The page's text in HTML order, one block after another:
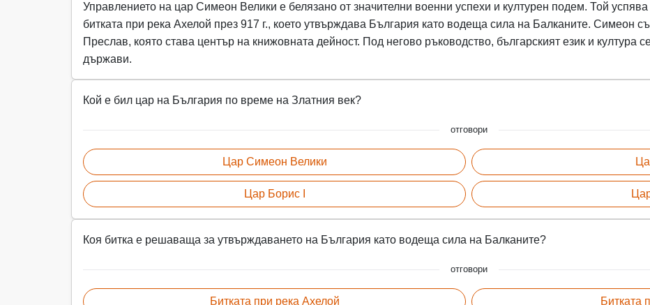
Управлението на цар Симеон Велики е белязано от значителни военни успехи и културен подем. Той
битката при река Ахелой през 917 г., което утвърждава България като водеща сила на Балканите. Симеон
Преслав, която става център на книжовната дейност. Под негово ръководство, българският език и култура
държави.
Кой е бил цар на България по време на Златния век?
отговори
Цар Симеон Велики
Цар Борис I
Коя битка е решаваща за утвърждаването на България като водеща сила на Балканите?
отговори
Битката при река Ахелой Битката